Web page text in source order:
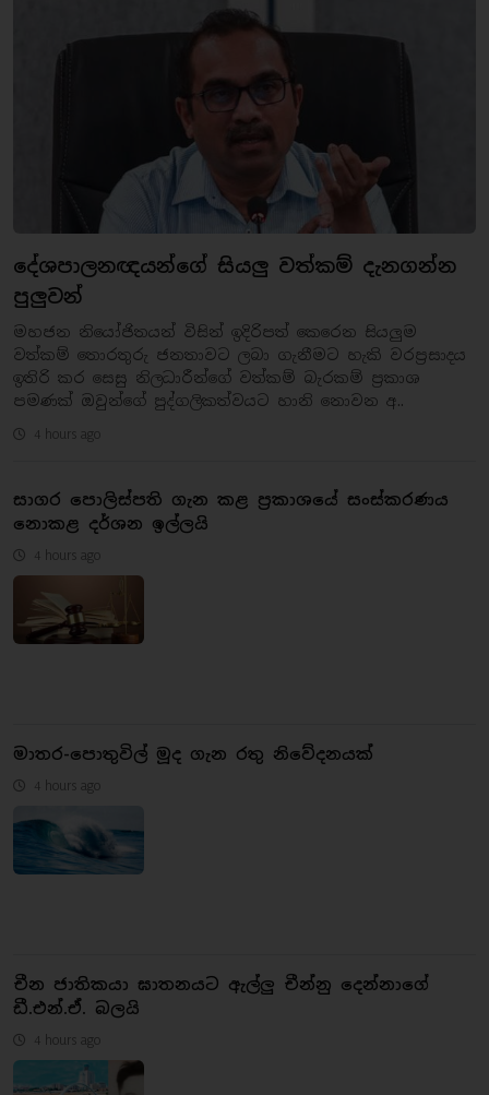
දේශපාලනඥයන්ගේ සියලු වත්කම් දැනගන්න
පුලුවන්
මහජන නියෝජිතයන් විසින් ඉදිරිපත් කෙරෙන සියලුම
වත්කම් තොරතුරු ජනතාවට ලබා ගැනීමට හැකි වරප්‍රසාදය
ඉතිරි කර සෙසු නිලධාරීන්ගේ වත්කම් බැරකම් ප්‍රකාශ
පමණක් ඔවුන්ගේ පුද්ගලිකත්වයට හානි නොවන අ..
4 hours ago
සාගර පොලිස්පති ගැන කළ ප්‍රකාශයේ සංස්කරණය
නොකළ දර්ශන ඉල්ලයි
4 hours ago
මාතර-පොතුවිල් මූද ගැන රතු නිවේදනයක්
4 hours ago
චීන ජාතිකයා ඝාතනයට ඇල්ලු චීන්නු දෙන්නාගේ
ඩී.එන්.ඒ. බලයි
4 hours ago